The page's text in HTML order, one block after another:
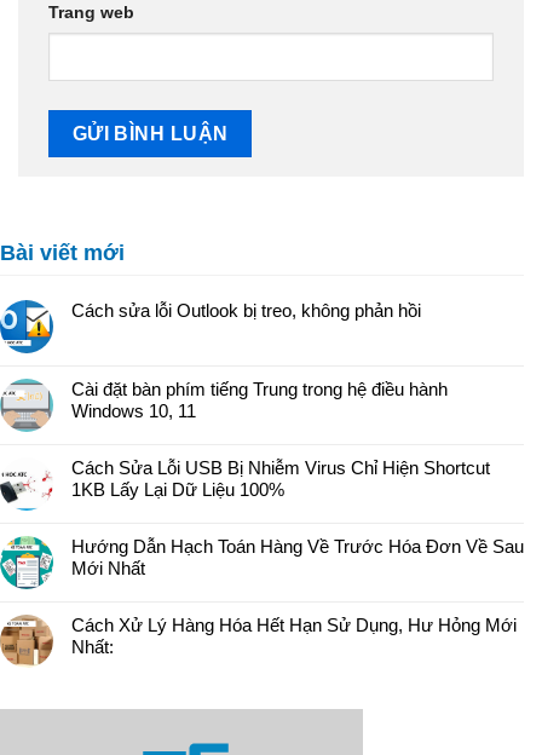
Trang web
Bài viết mới
Cách sửa lỗi Outlook bị treo, không phản hồi
Cài đặt bàn phím tiếng Trung trong hệ điều hành
Windows 10, 11
Cách Sửa Lỗi USB Bị Nhiễm Virus Chỉ Hiện Shortcut
1KB Lấy Lại Dữ Liệu 100%
Hướng Dẫn Hạch Toán Hàng Về Trước Hóa Đơn Về Sau
Mới Nhất
Cách Xử Lý Hàng Hóa Hết Hạn Sử Dụng, Hư Hỏng Mới
Nhất: